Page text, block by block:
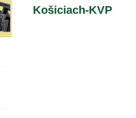
Košiciach-KVP